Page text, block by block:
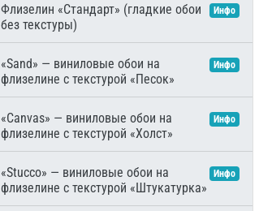
Флизелин «Стандарт» (гладкие обои
без текстуры)
Инфо
«Sand» — виниловые обои на
флизелине с текстурой «Песок»
Инфо
«Canvas» — виниловые обои на
флизелине с текстурой «Холст»
Инфо
«Stucco» — виниловые обои на
флизелине с текстурой «Штукатурка»
Инфо